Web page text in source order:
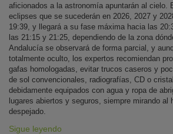
aficionados a la astronomía apuntarán al cielo.
eclipses que se sucederán en 2026, 2027 y
19:39, y llegará a su fase máxima hacia las
las 21:15 y 21:25, dependiendo de la zona
Andalucía se observará de forma parcial, y
totalmente oculto, los expertos recomiendan
gafas homologadas, evitar trucos caseros y
de sol convencionales, radiografías, CD o
debidamente equipados con agua y ropa de
lugares abiertos y seguros, siempre mirando al
despejado.
Sigue leyendo